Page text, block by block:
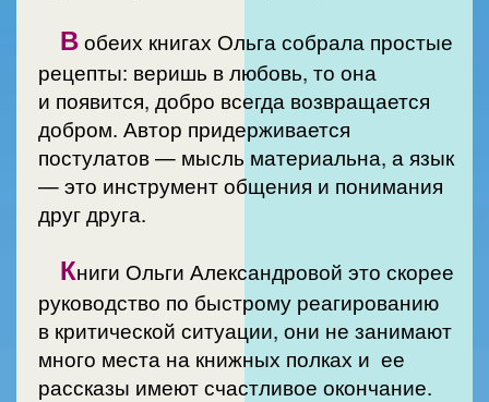
Вобеих книгах Ольга собрала простые
рецепты: веришь в любовь, то она
и появится, добро всегда возвращается
добром. Автор придерживается
постулатов — мысль материальна, а язык
— это инструмент общения и понимания
друг друга.
Книги Ольги Александровой это скорее
руководство по быстрому реагированию
в критической ситуации, они не занимают
много места на книжных полках и ее
рассказы имеют счастливое окончание.